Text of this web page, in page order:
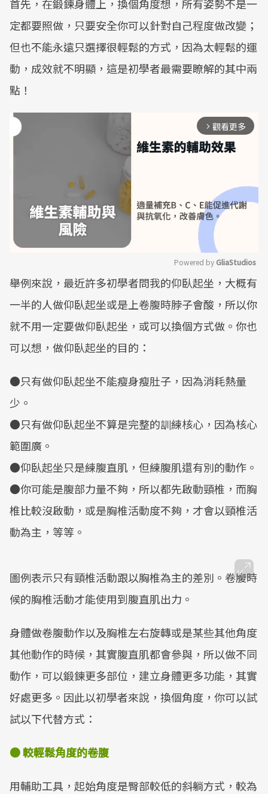
首先，在鍛鍊身體上，換個角度想，所有姿勢不是一
定都要照做，只要安全你可以針對自己程度做改變；
但也不能永遠只選擇很輕鬆的方式，因為太輕鬆的運
動，成效就不明顯，這是初學者最需要瞭解的其中兩
點！
arrow_forward_ios 觀看更多
Mute
Powered by GliaStudios
舉例來說，最近許多初學者問我的仰臥起坐，大概有
一半的人做仰臥起坐或是上卷腹時脖子會酸，所以你
就不用一定要做仰臥起坐，或可以換個方式做。你也
可以想，做仰臥起坐的目的：
●只有做仰臥起坐不能瘦身瘦肚子，因為消耗熱量
少。
●只有做仰臥起坐不算是完整的訓練核心，因為核心
範圍廣。
●仰臥起坐只是練腹直肌，但練腹肌還有別的動作。
●你可能是腹部力量不夠，所以都先啟動頸椎，而胸
椎比較沒啟動，或是胸椎活動度不夠，才會以頸椎活
動為主，等等。
圖例表示只有頸椎活動跟以胸椎為主的差別。卷腹時
候的胸椎活動才能使用到腹直肌出力。
身體做卷腹動作以及胸椎左右旋轉或是某些其他角度
其他動作的時候，其實腹直肌都會參與，所以做不同
動作，可以鍛鍊更多部位，建立身體更多功能，其實
好處更多。因此以初學者來說，換個角度，你可以試
試以下代替方式：
●較輕鬆角度的卷腹
用輔助工具，起始角度是臀部較低的斜躺方式，較為